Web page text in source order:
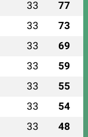
33 77
33 73
33 69
33 59
33 55
33 54
33 48